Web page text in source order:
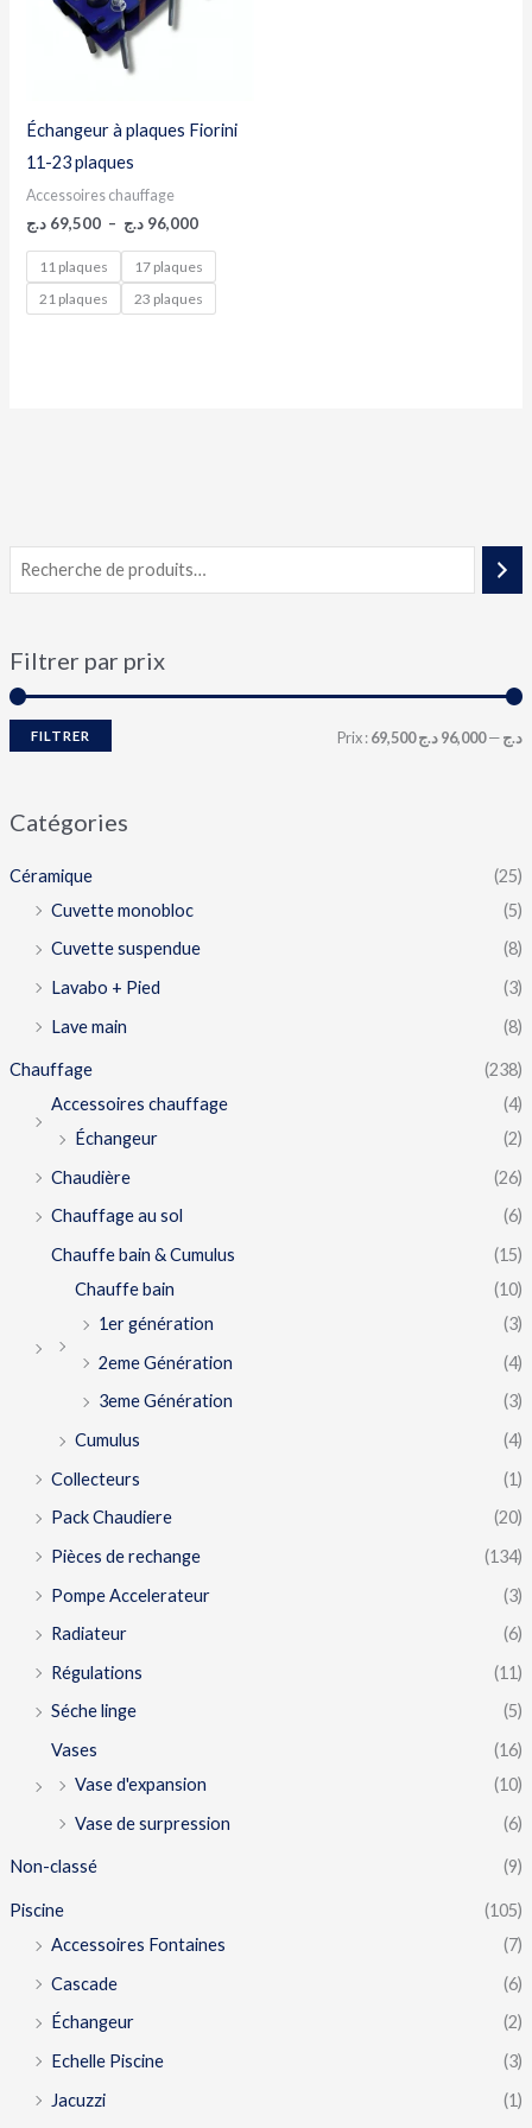
Filtrer par prix
FILTRER Prix : 69,500 د.ج—96,000 د.ج
Catégories
Céramique
(25)
Cuvette monobloc
(5)
Cuvette suspendue
(8)
Lavabo + Pied
(3)
Lave main
(8)
Chauffage
(238)
Accessoires chauffage
(4)
Échangeur
(2)
Chaudière
(26)
Chauffage au sol
(6)
Chauffe bain & Cumulus
(15)
Chauffe bain
(10)
1er génération
(3)
2eme Génération
(4)
3eme Génération
(3)
Cumulus
(4)
Collecteurs
(1)
Pack Chaudiere
(20)
Pièces de rechange
(134)
Pompe Accelerateur
(3)
Radiateur
(6)
Régulations
(11)
Séche linge
(5)
Vases
(16)
Vase d'expansion
(10)
Vase de surpression
(6)
Non-classé (9)
Piscine
(105)
Accessoires Fontaines
(7)
Cascade
(6)
Échangeur
(2)
Echelle Piscine
(3)
Jacuzzi
(1)
Échangeur à plaques Fiorini
11-23 plaques
Accessoires chauffage
69,500 د.ج – 96,000 د.ج
11 plaques
17 plaques
21 plaques
23 plaques